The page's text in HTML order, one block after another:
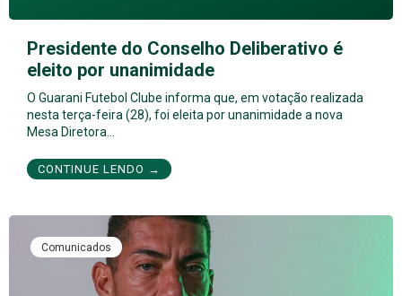
Presidente do Conselho Deliberativo é
eleito por unanimidade
O Guarani Futebol Clube informa que, em votação realizada
nesta terça-feira (28), foi eleita por unanimidade a nova
Mesa Diretora…
CONTINUE LENDO →
Comunicados